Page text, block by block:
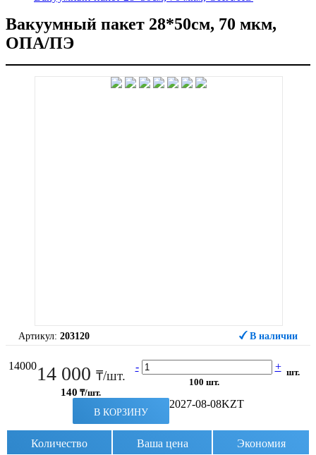
Вакуумный пакет 28*50см, 70 мкм,
ОПА/ПЭ
Артикул: 203120 В наличии
1400014 000 ₸/шт.
140 ₸/шт.
- +
100 шт.
шт.
В КОРЗИНУ
2027-08-08KZT
Количество Ваша цена Экономия